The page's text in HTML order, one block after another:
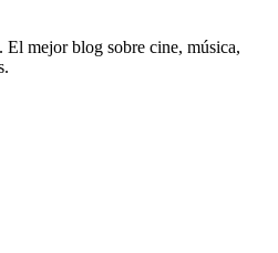
mejor blog sobre cine, música,